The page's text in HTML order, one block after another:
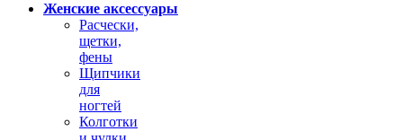
Женские аксессуары
Расчески,
щетки,
фены
Щипчики
для
ногтей
Колготки